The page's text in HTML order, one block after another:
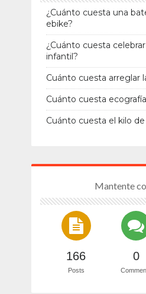
¿Cuánto cuesta una
ebike?
¿Cuánto cuesta
infantil?
Cuánto cuesta arreglar
Cuánto cuesta
Cuánto cuesta el kilo
Mantente
166
Posts
0